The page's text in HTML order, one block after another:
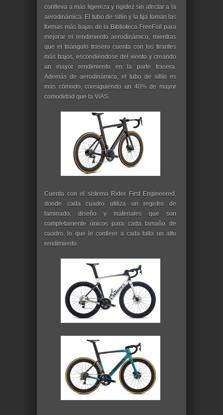
conlleva a más ligereza y rigidez sin afectar a la
aerodinámica. El tubo de sillín y la tija toman las
formas más bajas de la Biblioteca FreeFoil para
mejorar el rendimiento aerodinámico, mientras
que el triángulo trasero cuenta con los tirantes
más bajos, escondiéndose del viento y creando
un mayor rendimiento en la parte trasera.
Además de aerodinámico, el tubo de sillín es
más cómodo, consiguiendo un 40% de mayor
comodidad que la ViAS.
Cuenta con el sistema Rider First Engineered,
donde cada cuadro utiliza un registro de
laminado, diseño y materiales que son
completamente únicos para cada tamaño de
cuadro, lo que le confiere a cada talla un alto
rendimiento.